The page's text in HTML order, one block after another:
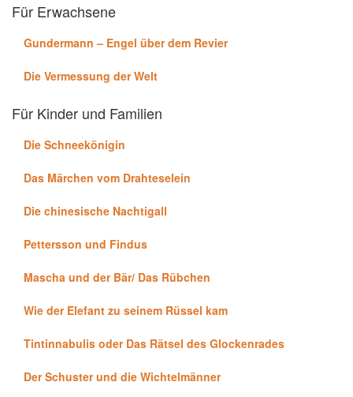
Für Erwachsene
Gundermann – Engel über dem Revier
Die Vermessung der Welt
Für Kinder und Familien
Die Schneekönigin
Das Märchen vom Drahteselein
Die chinesische Nachtigall
Pettersson und Findus
Mascha und der Bär/ Das Rübchen
Wie der Elefant zu seinem Rüssel kam
Tintinnabulis oder Das Rätsel des Glockenrades
Der Schuster und die Wichtelmänner